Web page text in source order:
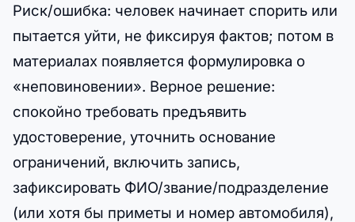
Риск/ошибка: человек начинает спорить или
пытается уйти, не фиксируя фактов; потом в
материалах появляется формулировка о
«неповиновении». Верное решение:
спокойно требовать предъявить
удостоверение, уточнить основание
ограничений, включить запись,
зафиксировать ФИО/звание/подразделение
(или хотя бы приметы и номер автомобиля),